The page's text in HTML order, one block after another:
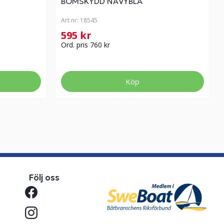
Art nr: 18545
595 kr
Ord. pris 760 kr
Köp
Följ oss